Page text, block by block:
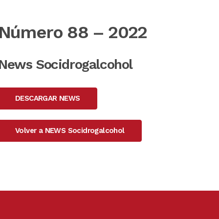
Número 88 – 2022
Socidrogalcohol
DESCARGAR NEWS
Volver a NEWS Socidrogalcohol